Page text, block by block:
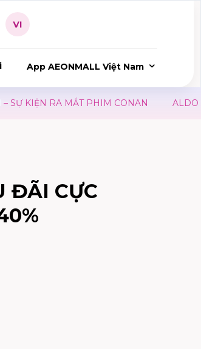
App AEONMALL Việt Nam
KIỆN RA MẮT PHIM CONAN ALDO |
ĐÃI CỰC